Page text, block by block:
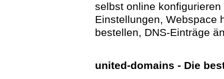
selbst online
Einstellungen, Webspace
bestellen, DNS-Einträge
united-domains - Die